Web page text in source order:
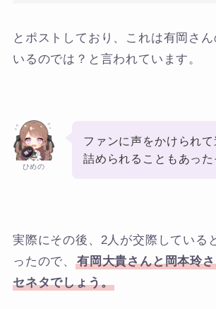
とポストしており、これは有岡さ
いるのでは？と言われています。
ひめの
ファンに声をかけられ
詰められることもあった
実際にその後、2人が交際している
ったので、
有岡大貴さんと岡本玲
セネタでしょう。